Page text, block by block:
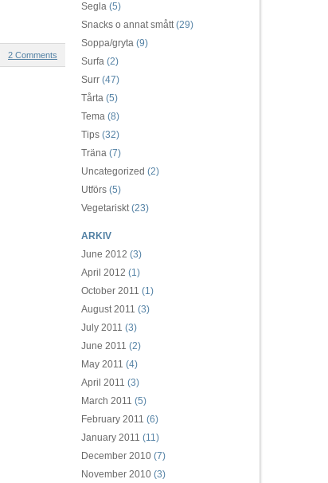
2 Comments
Segla (5)
Snacks o annat smått(29)
Soppa/gryta (9)
Surfa (2)
Surr (47)
Tårta (5)
Tema (8)
Tips (32)
Träna (7)
Uncategorized (2)
Utförs (5)
Vegetariskt(23)
ARKIV
June 2012 (3)
April 2012 (1)
October 2011 (1)
August 2011 (3)
July 2011 (3)
June 2011 (2)
May 2011 (4)
April 2011 (3)
March 2011 (5)
February 2011 (6)
January 2011 (11)
December 2010 (7)
November 2010 (3)